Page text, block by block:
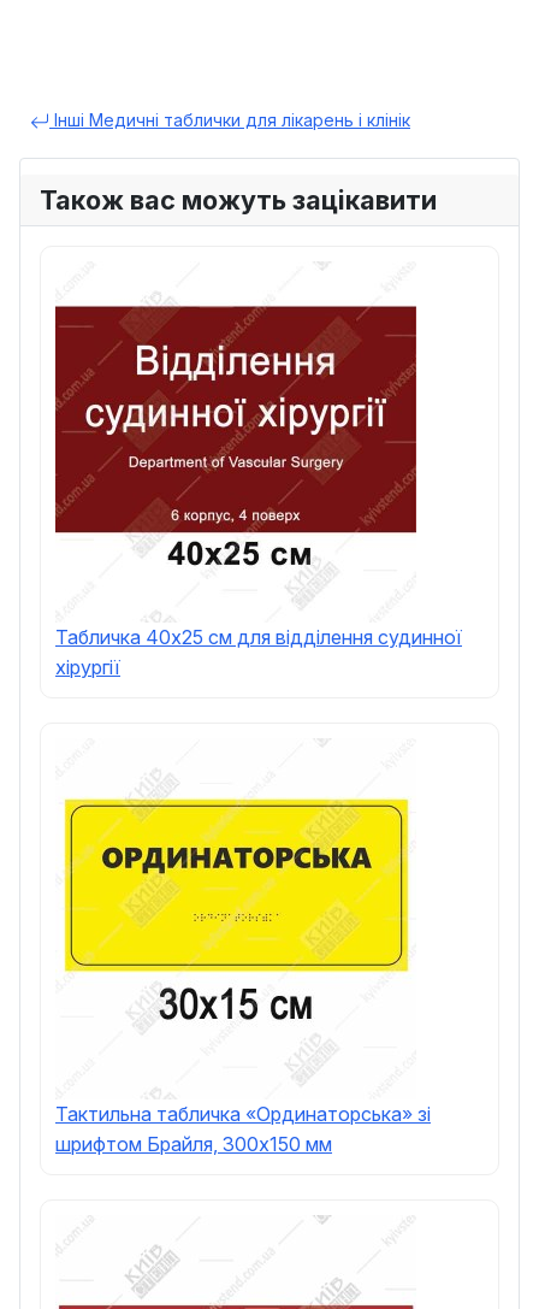
Інші Медичні таблички для лікарень і клінік
Також вас можуть зацікавити
Табличка 40х25 см для відділення судинної
хірургії
Тактильна табличка «Ординаторська» зі
шрифтом Брайля, 300x150 мм